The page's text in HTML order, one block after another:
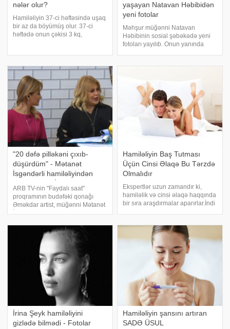
nələr olur?
Hamiləliyin 37-ci həftəsində uşaq
bir az da böyümüş olur. 37-ci
həftədə onun çəkisi 3 kq,
diametri 93,8mm və 97mm olur.
Bu həftədə
yaşayan Natavan Həbibidən
yeni fotolar
Məhşur müğənni Natavan
Həbibinin sosial şəbəkədə yeni
fotoları yayılıb. Onun yanında
edək ki, cütlü
"20 dəfə pilləkəni çıxıb-
düşürdüm" - Mətanət
İsgəndərli hamiləliyindən
ARB TV-nin "Faydalı saat"
proqramının budəfəki qonağı
Əməkdar artist, müğənni Mətanət
İsgəndərli olub. O, bildirib ki,
hərəkət etdiyini bildirib:.
"Hamiləliyim zamanı bütün günü
Hamiləliyin Baş Tutması
Üçün Cinsi Əlaqə Bu Tərzdə
Olmalıdır
Ekspertlər uzun zamandır ki,
hamiləlik və cinsi əlaqə haqqında
bir sıra araşdırmalar aparırlar.İndi
aktın necə olması haqqında
olacaq. Sözsüz ki, cütlüklər
İrina Şeyk hamiləliyini
gizlədə bilmədi - Fotolar
Hamiləliyin şansını artıran
SADƏ ÜSUL